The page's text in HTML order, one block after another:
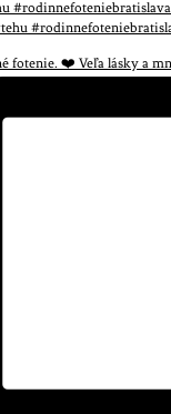
fotenie. ❤️ Veľa lásky a